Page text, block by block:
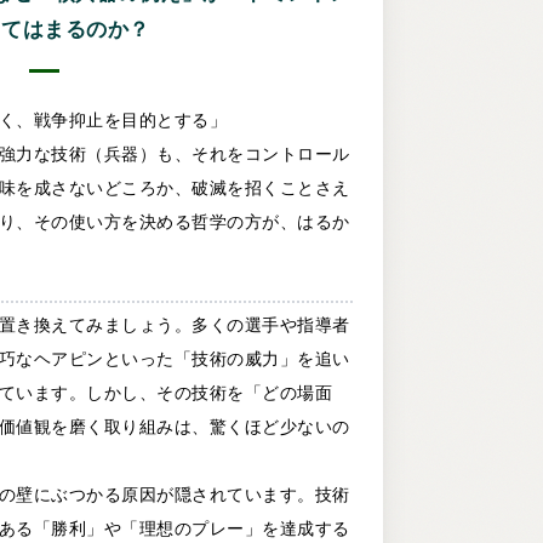
はまるのか？
、戦争抑止を目的とする」
力な技術（兵器）も、それをコントロール
を成さないどころか、破滅を招くことさえ
、その使い方を決める哲学の方が、はるか
き換えてみましょう。多くの選手や指導者
なヘアピンといった「技術の威力」を追い
います。しかし、その技術を「どの場面
値観を磨く取り組みは、驚くほど少ないの
壁にぶつかる原因が隠されています。技術
る「勝利」や「理想のプレー」を達成する